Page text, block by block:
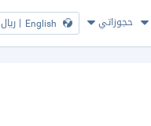
حجوزاتي English
| ريال